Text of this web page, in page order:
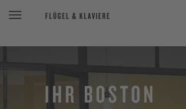
FLÜGEL & KLAVIERE
IHR BOSTON